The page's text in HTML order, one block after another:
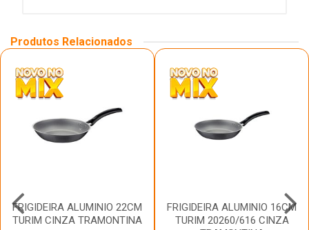
Produtos Relacionados
FRIGIDEIRA ALUMINIO 22CM
TURIM CINZA TRAMONTINA
FRIGIDEIRA ALUMINIO 16CM
TURIM 20260/616 CINZA